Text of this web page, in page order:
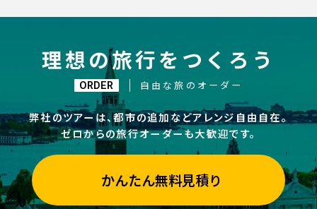
理想の旅行をつくろう
ORDER 自由な旅のオーダー
弊社のツアーは、都市の追加などアレンジ自由自在。
ゼロからの旅行オーダーも大歓迎です。
かんたん無料見積り